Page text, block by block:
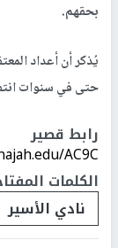
بحقهم.
يُذكر أن أعداد
حتى في سنوات
رابط قصير
AC9C/
الكلمات
نادي الأسير